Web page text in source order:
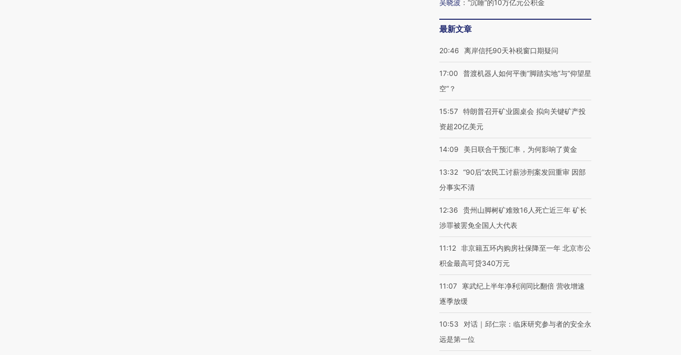
吴晓波 ： “沉睡”的10万亿元公积金
最新文章
20:46 离岸信托90天补税窗口期疑问
17:00
普渡机器人如何平衡“脚踏实地”与“仰望星
空”？
15:57 特朗普召开矿业圆桌会 拟向关键矿产投
资超20亿美元
14:09 美日联合干预汇率，为何影响了黄金
13:32 “90后”农民工讨薪涉刑案发回重审 因部
分事实不清
12:36
贵州山脚树矿难致16人死亡近三年 矿长
涉罪被罢免全国人大代表
11:12 非京籍五环内购房社保降至一年 北京市公
积金最高可贷340万元
11:07
寒武纪上半年净利润同比翻倍 营收增速
逐季放缓
10:53
对话｜邱仁宗：临床研究参与者的安全永
远是第一位